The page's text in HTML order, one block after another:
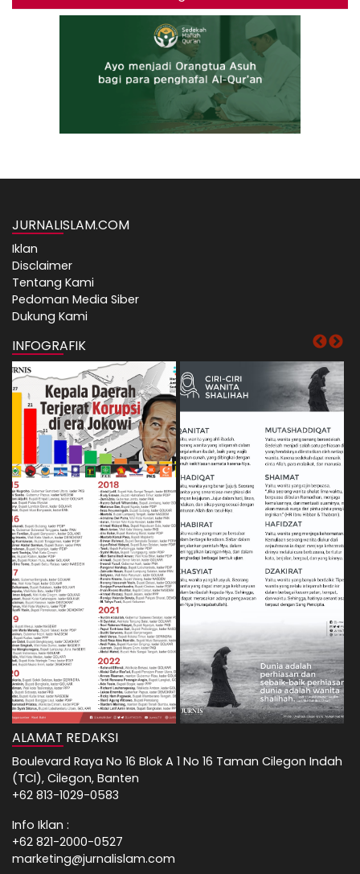
JURNALISLAM.COM
Iklan
Disclaimer
Tentang Kami
Pedoman Media Siber
Dukung Kami
INFOGRAFIK
ALAMAT REDAKSI
Boulevard Raya No 16 Blok A 1 No 16 Taman Cilegon Indah
(TCI), Cilegon, Banten
+62 813-1029-0583
Info Iklan :
+62 821-2000-0527
marketing@jurnalislam.com